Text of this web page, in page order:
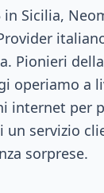
in Sicilia,
Pionieri
operiamo a
internet per
un servizio
sorprese.